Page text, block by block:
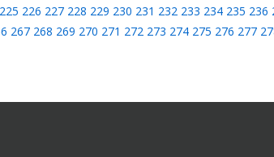
225 226 227 228 229 230 231 232 233 234 235 236
267 268 269 270 271 272 273 274 275 276 277